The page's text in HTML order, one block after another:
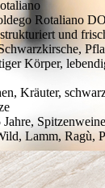
Rotaliano
und
Körper,
Kräuter,
Lamm, Ragù,